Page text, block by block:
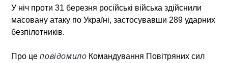
У ніч проти 31 березня російські війська здійснили
масовану атаку по Україні, застосувавши 289 ударних
безпілотників.
Про цеповідомило Командування Повітряних сил